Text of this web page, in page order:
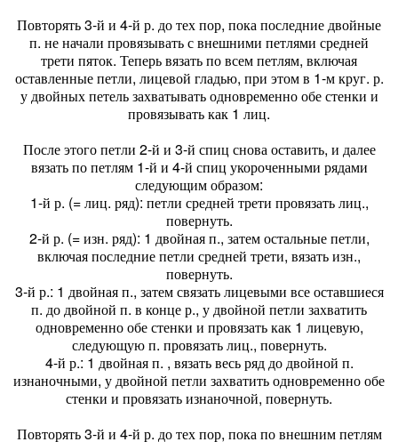
Повторять 3-й и 4-й р. до тех пор, пока последние двойные
п. не начали провязывать с внешними петлями средней
трети пяток. Теперь вязать по всем петлям, включая
оставленные петли, лицевой гладью, при этом в 1-м круг. р.
у двойных петель захватывать одновременно обе стенки и
провязывать как 1 лиц.
После этого петли 2-й и 3-й спиц снова оставить, и далее
вязать по петлям 1-й и 4-й спиц укороченными рядами
следующим образом:
1-й р. (= лиц. ряд): петли средней трети провязать лиц.,
повернуть.
2-й р. (= изн. ряд): 1 двойная п., затем остальные петли,
включая последние петли средней трети, вязать изн.,
повернуть.
3-й р.: 1 двойная п., затем связать лицевыми все оставшиеся
п. до двойной п. в конце р., у двойной петли захватить
одновременно обе стенки и провязать как 1 лицевую,
следующую п. провязать лиц., повернуть.
4-й р.: 1 двойная п. , вязать весь ряд до двойной п.
изнаночными, у двойной петли захватить одновременно обе
стенки и провязать изнаночной, повернуть.
Повторять 3-й и 4-й р. до тех пор, пока по внешним петлям